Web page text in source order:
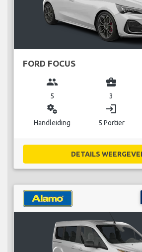
FORD FOCUS
group
5
business_center
3
miscellaneous_services
Handleiding
login
5 Portier
DETAILS